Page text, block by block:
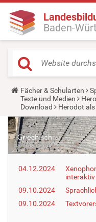
Baden-
Y
o
u
a
r
e
h
e
r
:
Fächer & Schularten
Texte und Medien
Download
Herodot als
04.12.2024
interaktiv
09.10.2024
09.10.2024